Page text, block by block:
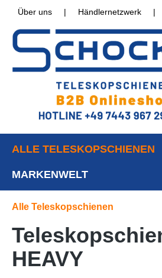
Über uns | Händlernetzwerk |
ALLE TELESKOPSCHIENEN
MARKENWELT
Alle Teleskopschienen
HEAVY